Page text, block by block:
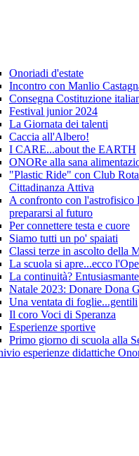
Onoriadi d'estate
Incontro con Manlio
Consegna Costituzione
Festival junior 2024
La Giornata dei talenti
Caccia all'Albero!
I CARE...about the EARTH
ONORe alla sana
"Plastic Ride" con Club
Cittadinanza Attiva
A confronto con l'astrofisico
prepararsi al futuro
Per connettere testa e cuore
Siamo tutti un po' spaiati
Classi terze in ascolto della
La scuola si apre...ecco
La continuità?
Natale 2023: Donare Dona
Una ventata di foglie...gentili
Il coro Voci di Speranza
Esperienze sportive
Primo giorno di scuola alla
esperienze didattiche